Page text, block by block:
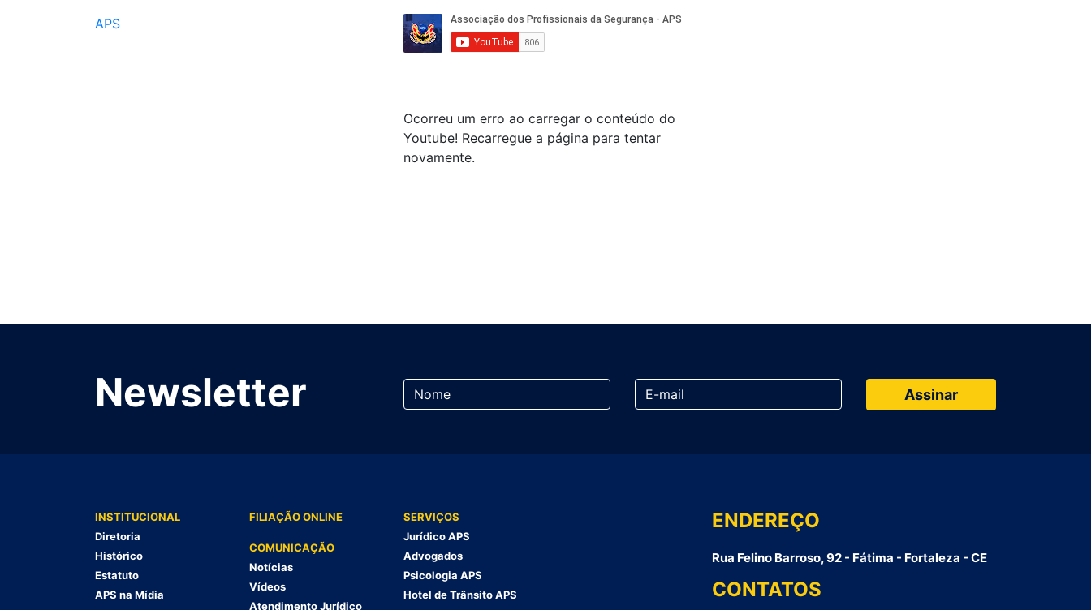
APS
Ocorreu um erro ao carregar o conteúdo do
Youtube! Recarregue a página para tentar
novamente.
Newsletter
INSTITUCIONAL
Diretoria
Histórico
Estatuto
APS na Mídia
FILIAÇÃO ONLINE
COMUNICAÇÃO
Notícias
Vídeos
Atendimento Jurídico
SERVIÇOS
Jurídico APS
Advogados
Psicologia APS
Hotel de Trânsito APS
ENDEREÇO
Rua Felino Barroso, 92 - Fátima - Fortaleza - CE
CONTATOS